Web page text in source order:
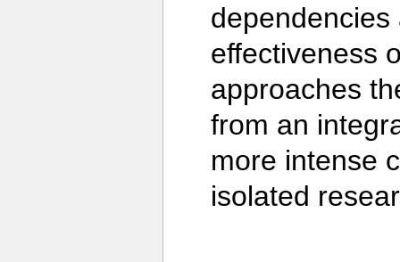
effectiveness
approaches
from an
more intense
isolated